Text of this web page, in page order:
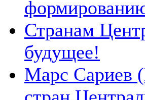
Странам
будущее!
Марс Сариев